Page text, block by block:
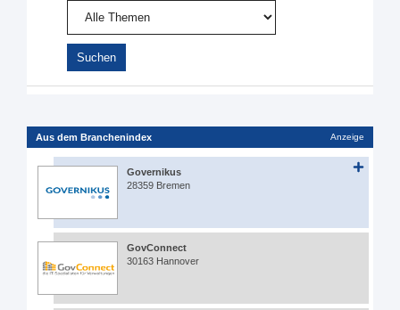
Aus dem Branchenindex Anzeige
Governikus
28359 Bremen
GovConnect
30163 Hannover